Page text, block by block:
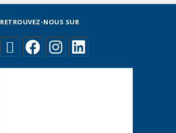
RETROUVEZ-NOUS SUR